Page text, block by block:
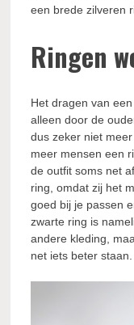
een brede zilveren
Ringen
Het dragen van
alleen door de
dus zeker niet
meer mensen een
de outfit soms net
ring, omdat zij het
goed bij je passen
zwarte ring is
andere kleding,
net iets beter staan.